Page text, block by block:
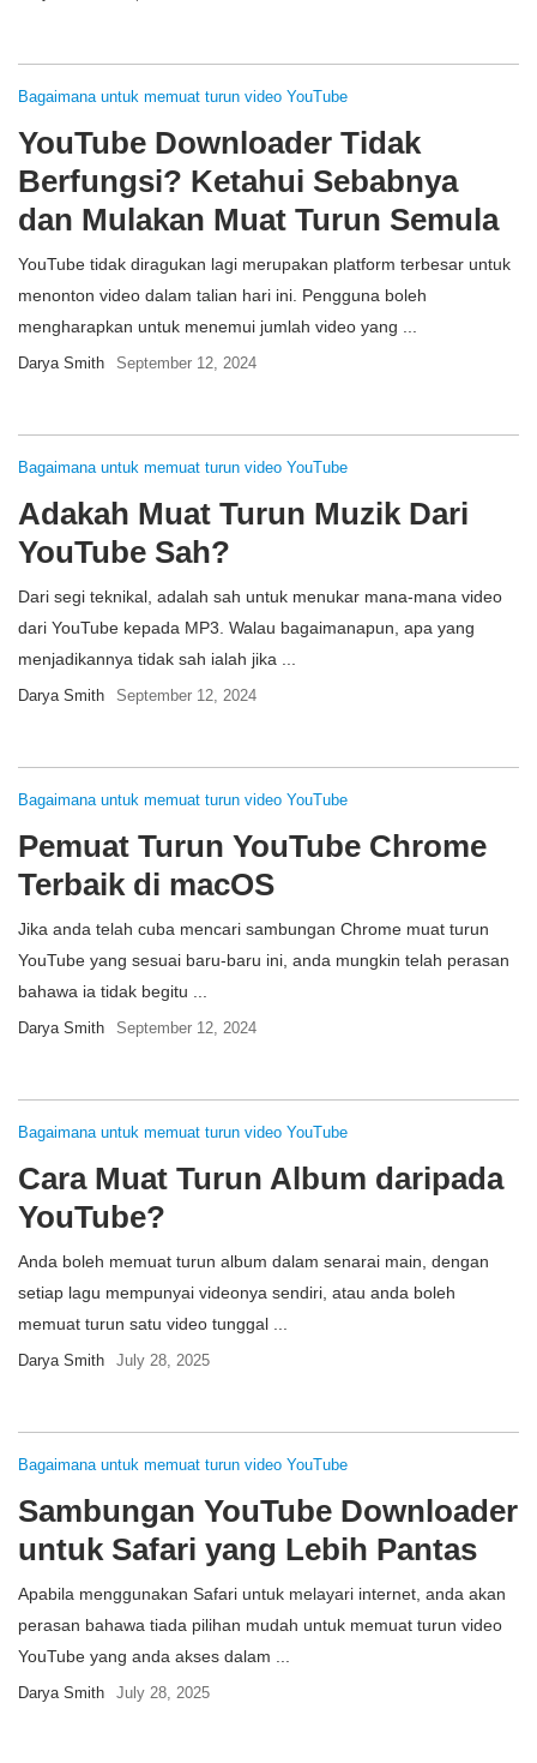
Bagaimana untuk memuat turun video YouTube
YouTube Downloader Tidak
Berfungsi? Ketahui Sebabnya
dan Mulakan Muat Turun Semula
YouTube tidak diragukan lagi merupakan platform terbesar untuk
menonton video dalam talian hari ini. Pengguna boleh
mengharapkan untuk menemui jumlah video yang ...
Darya Smith September 12, 2024
Bagaimana untuk memuat turun video YouTube
Adakah Muat Turun Muzik Dari
YouTube Sah?
Dari segi teknikal, adalah sah untuk menukar mana-mana video
dari YouTube kepada MP3. Walau bagaimanapun, apa yang
menjadikannya tidak sah ialah jika ...
Darya Smith September 12, 2024
Bagaimana untuk memuat turun video YouTube
Pemuat Turun YouTube Chrome
Terbaik di macOS
Jika anda telah cuba mencari sambungan Chrome muat turun
YouTube yang sesuai baru-baru ini, anda mungkin telah perasan
bahawa ia tidak begitu ...
Darya Smith September 12, 2024
Bagaimana untuk memuat turun video YouTube
Cara Muat Turun Album daripada
YouTube?
Anda boleh memuat turun album dalam senarai main, dengan
setiap lagu mempunyai videonya sendiri, atau anda boleh
memuat turun satu video tunggal ...
Darya Smith July 28, 2025
Bagaimana untuk memuat turun video YouTube
Sambungan YouTube Downloader
untuk Safari yang Lebih Pantas
Apabila menggunakan Safari untuk melayari internet, anda akan
perasan bahawa tiada pilihan mudah untuk memuat turun video
YouTube yang anda akses dalam ...
Darya Smith July 28, 2025